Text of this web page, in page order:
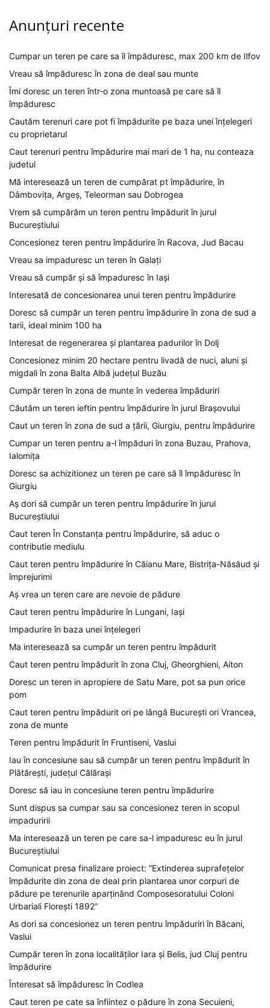
Anunțuri recente
Cumpar un teren pe care sa îl împăduresc, max 200 km de Ilfov
Vreau să împăduresc în zona de deal sau munte
Îmi doresc un teren într-o zona muntoasă pe care să îl
împăduresc
Cautăm terenuri care pot fi împădurite pe baza unei înțelegeri
cu proprietarul
Caut terenuri pentru împădurire mai mari de 1 ha, nu conteaza
judetul
Mă interesează un teren de cumpărat pt împădurire, în
Dâmbovița, Argeș, Teleorman sau Dobrogea
Vrem să cumpărăm un teren pentru împădurit în jurul
Bucureștiului
Concesionez teren pentru împădurire în Racova, Jud Bacau
Vreau sa impaduresc un teren în Galați
Vreau să cumpăr și să împaduresc în Iași
Interesată de concesionarea unui teren pentru împădurire
Doresc să cumpăr un teren pentru împădurire în zona de sud a
tarii, ideal minim 100 ha
Interesat de regenerarea și plantarea padurilor în Dolj
Concesionez minim 20 hectare pentru livadă de nuci, aluni și
migdali în zona Balta Albă județul Buzău
Cumpăr teren în zona de munte în vederea împăduriri
Căutăm un teren ieftin pentru împădurire în jurul Brașovului
Caut un teren în zona de sud a țării, Giurgiu, pentru împădurire
Cumpar un teren pentru a-l împăduri în zona Buzau, Prahova,
Ialomița
Doresc sa achizitionez un teren pe care să îl împăduresc în
Giurgiu
Aș dori să cumpăr un teren pentru împădurire în jurul
Bucureștiului
Caut teren În Constanța pentru împădurire, să aduc o
contributie mediulu
Caut teren pentru împădurire în Căianu Mare, Bistrița-Năsăud și
împrejurimi
Aș vrea un teren care are nevoie de pădure
Caut teren pentru împădurire în Lungani, Iași
Impadurire în baza unei înțelegeri
Ma interesează sa cumpăr un teren pentru împădurit
Caut teren pentru împădurit în zona Cluj, Gheorghieni, Aiton
Doresc un teren in apropiere de Satu Mare, pot sa pun orice
pom
Caut teren pentru împădurit ori pe lângă București ori Vrancea,
zona de munte
Teren pentru împădurit în Fruntiseni, Vaslui
Iau în concesiune sau să cumpăr un teren pentru împădurit în
Plătărești, județul Călărași
Doresc să iau in concesiune teren pentru împădurire
Sunt dispus sa cumpar sau sa concesionez teren in scopul
impaduririi
Ma interesează un teren pe care sa-l impaduresc eu în jurul
Bucureștiului
Comunicat presa finalizare proiect: ”Extinderea suprafețelor
împădurite din zona de deal prin plantarea unor corpuri de
pădure pe terenurile aparținând Composesoratului Coloni
Urbariali Florești 1892”
As dori sa concesionez un teren pentru împăduriri în Băcani,
Vaslui
Cumpăr teren în zona localităților Iara și Belis, jud Cluj pentru
împădurire
Înteresat să împăduresc în Codlea
Caut teren pe cate sa înfiintez o pădure în zona Secuieni,